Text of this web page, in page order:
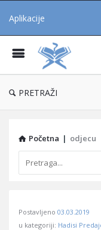
Aplikacije
PRETRAŽI
Početna | odjecu
Učene
Postavljeno 03.03.2019
u kategoriji: Hadisi